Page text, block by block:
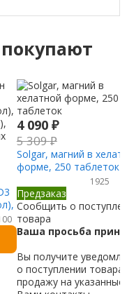
4 090 ₽
5 309₽
Solgar, магний в
форме, 250 таблеток
1925
Предзаказ
Сообщить о
товара
Ваша просьба
Вы получите
о поступлении товара
продажу на указанные